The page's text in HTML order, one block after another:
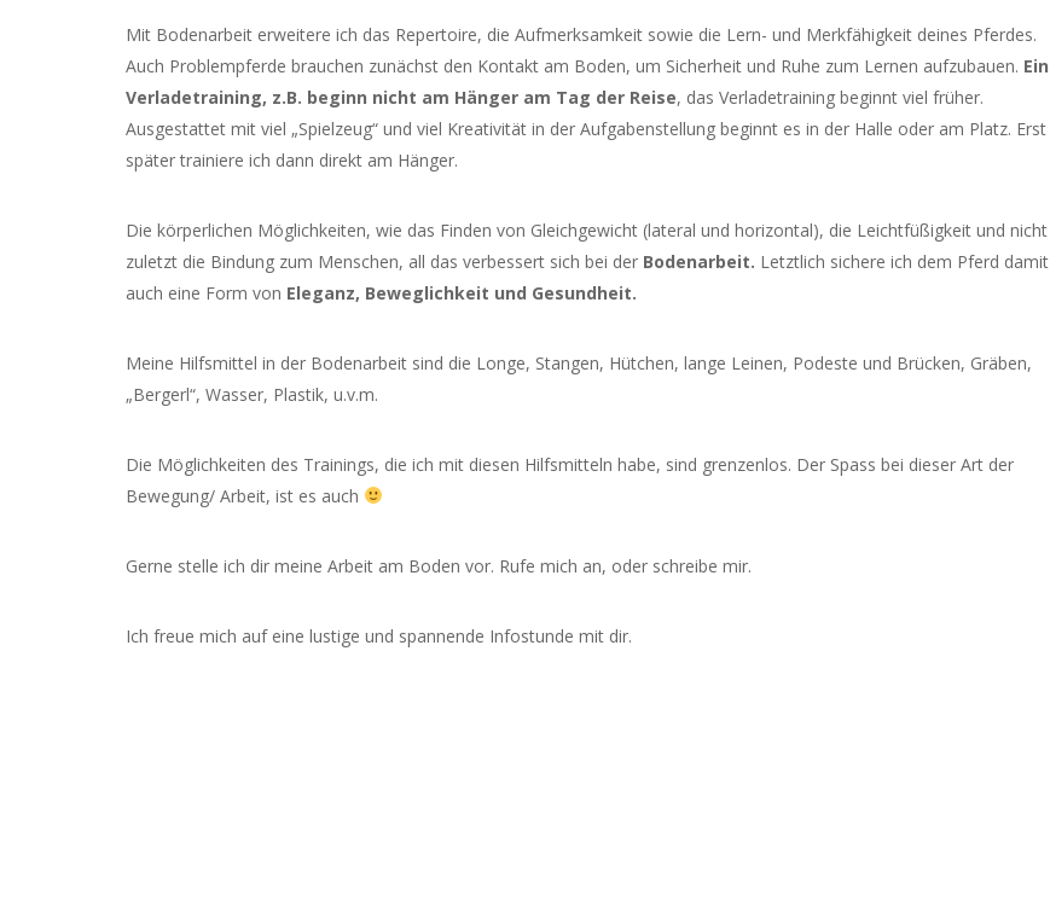
Mit Bodenarbeit erweitere ich das Repertoire, die Aufmerksamkeit sowie die Lern- und Merkfähigkeit deines Pferdes.
Auch Problempferde brauchen zunächst den Kontakt am Boden, um Sicherheit und Ruhe zum Lernen aufzubauen. Ein
Verladetraining, z.B. beginn nicht am Hänger am Tag der Reise, das Verladetraining beginnt viel früher.
Ausgestattet mit viel „Spielzeug“ und viel Kreativität in der Aufgabenstellung beginnt es in der Halle oder am Platz. Erst
später trainiere ich dann direkt am Hänger.
Die körperlichen Möglichkeiten, wie das Finden von Gleichgewicht (lateral und horizontal), die Leichtfüßigkeit und nicht
zuletzt die Bindung zum Menschen, all das verbessert sich bei der Bodenarbeit. Letztlich sichere ich dem Pferd damit
auch eine Form von Eleganz, Beweglichkeit und Gesundheit.
Meine Hilfsmittel in der Bodenarbeit sind die Longe, Stangen, Hütchen, lange Leinen, Podeste und Brücken, Gräben,
„Bergerl“, Wasser, Plastik, u.v.m.
Die Möglichkeiten des Trainings, die ich mit diesen Hilfsmitteln habe, sind grenzenlos. Der Spass bei dieser Art der
Bewegung/ Arbeit, ist es auch
Gerne stelle ich dir meine Arbeit am Boden vor. Rufe mich an, oder schreibe mir.
Ich freue mich auf eine lustige und spannende Infostunde mit dir.